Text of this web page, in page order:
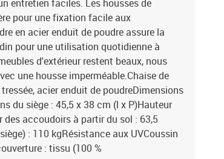
entretien faciles. Les housses de
pour une fixation facile aux
en acier enduit de poudre assure la
pour une utilisation quotidienne à
d'extérieur restent beaux, nous
une housse imperméable.Chaise de
acier enduit de poudreDimensions
du siège : 45,5 x 38 cm (l x P)Hauteur
accoudoirs à partir du sol : 63,5
: 110 kgRésistance aux UVCoussin
: tissu (100 %